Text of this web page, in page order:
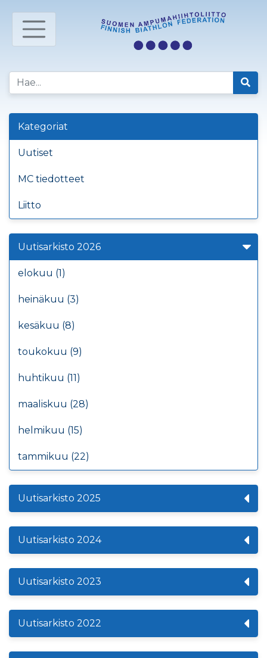
Kategoriat
Uutiset
MC tiedotteet
Liitto
Uutisarkisto 2026
elokuu (1)
heinäkuu (3)
kesäkuu (8)
toukokuu (9)
huhtikuu (11)
maaliskuu (28)
helmikuu (15)
tammikuu (22)
Uutisarkisto 2025
Uutisarkisto 2024
Uutisarkisto 2023
Uutisarkisto 2022